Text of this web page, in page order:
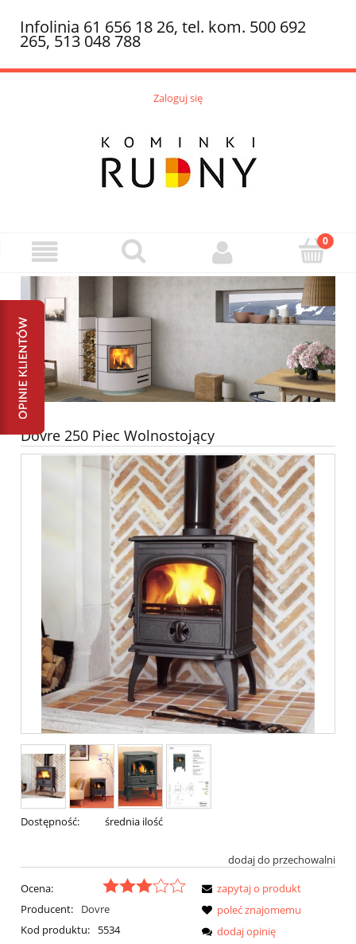
Infolinia 61 656 18 26, tel. kom. 500 692
265, 513 048 788
Zaloguj się
Dovre 250 Piec Wolnostojący
Dostępność: średnia ilość
dodaj do przechowalni
Ocena:
Producent:
Dovre
Kod produktu:
5534
zapytaj o produkt
poleć znajomemu
dodaj opinię